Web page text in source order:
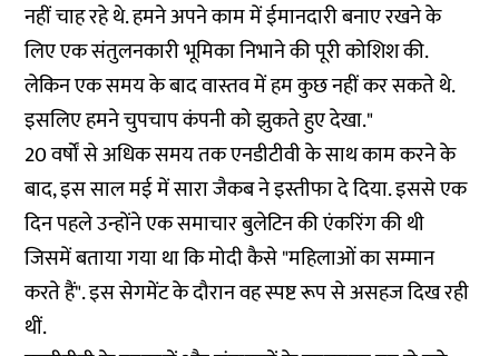
नहीं चाह रहे थे. हमने अपने काम में ईमानदारी बनाए रखने के
लिए एक संतुलनकारी भूमिका निभाने की पूरी कोशिश की.
लेकिन एक समय के बाद वास्तव में हम कुछ नहीं कर सकते थे.
इसलिए हमने चुपचाप कंपनी को झुकते हुए देखा."
20 वर्षों से अधिक समय तक एनडीटीवी के साथ काम करने के
बाद, इस साल मई में सारा जैकब ने इस्तीफा दे दिया. इससे एक
दिन पहले उन्होंने एक समाचार बुलेटिन की एंकरिंग की थी
जिसमें बताया गया था कि मोदी कैसे "महिलाओं का सम्मान
करते हैं". इस सेगमेंट के दौरान वह स्पष्ट रूप सेअसहज दिख रही
थीं.